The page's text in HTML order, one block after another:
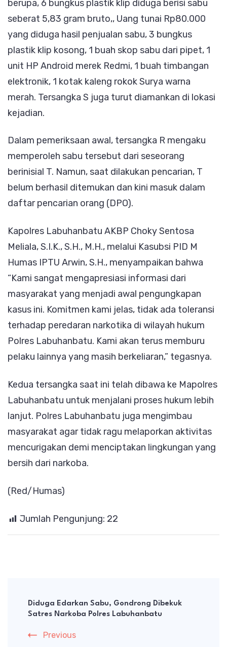
berupa, 6 bungkus plastik klip diduga berisi sabu
seberat 5,83 gram bruto,, Uang tunai Rp80.000
yang diduga hasil penjualan sabu, 3 bungkus
plastik klip kosong, 1 buah skop sabu dari pipet, 1
unit HP Android merek Redmi, 1 buah timbangan
elektronik, 1 kotak kaleng rokok Surya warna
merah. Tersangka S juga turut diamankan di lokasi
kejadian.
Dalam pemeriksaan awal, tersangka R mengaku
memperoleh sabu tersebut dari seseorang
berinisial T. Namun, saat dilakukan pencarian, T
belum berhasil ditemukan dan kini masuk dalam
daftar pencarian orang (DPO).
Kapolres Labuhanbatu AKBP Choky Sentosa
Meliala, S.I.K., S.H., M.H., melalui Kasubsi PID M
Humas IPTU Arwin, S.H., menyampaikan bahwa
“Kami sangat mengapresiasi informasi dari
masyarakat yang menjadi awal pengungkapan
kasus ini. Komitmen kami jelas, tidak ada toleransi
terhadap peredaran narkotika di wilayah hukum
Polres Labuhanbatu. Kami akan terus memburu
pelaku lainnya yang masih berkeliaran,” tegasnya.
Kedua tersangka saat ini telah dibawa ke Mapolres
Labuhanbatu untuk menjalani proses hukum lebih
lanjut. Polres Labuhanbatu juga mengimbau
masyarakat agar tidak ragu melaporkan aktivitas
mencurigakan demi menciptakan lingkungan yang
bersih dari narkoba.
(Red/Humas)
Jumlah Pengunjung: 22
Navigation
Diduga Edarkan Sabu, Gondrong Dibekuk
Satres Narkoba Polres Labuhanbatu
Previous